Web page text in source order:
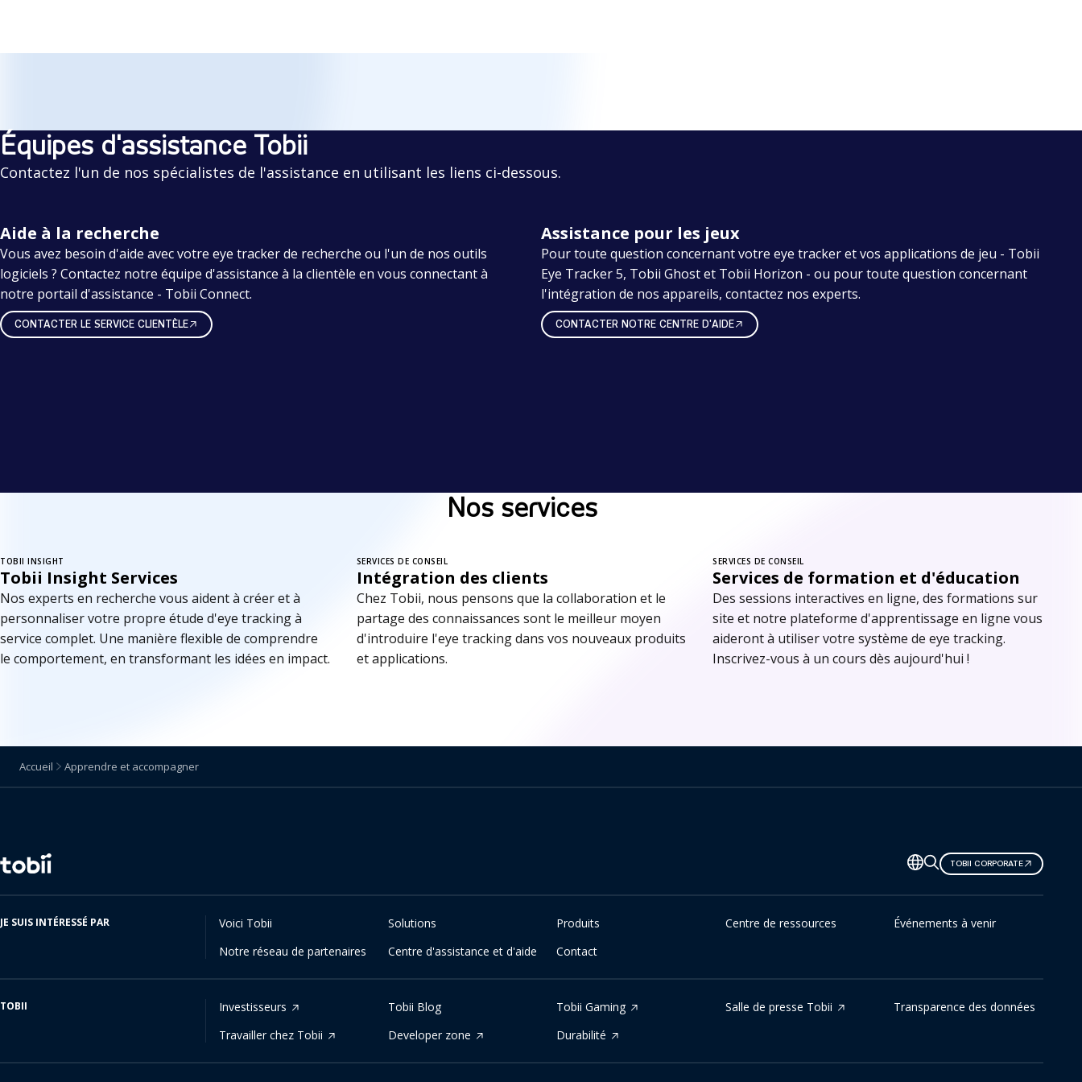
Équipes d'assistance Tobii
Contactez l'un de nos spécialistes de l'assistance en utilisant les liens ci-dessous.
Aide à la recherche
Vous avez besoin d'aide avec votre eye tracker de recherche ou l'un de nos outils
logiciels ? Contactez notre équipe d'assistance à la clientèle en vous connectant à
notre portail d'assistance - Tobii Connect.
CONTACTER LE SERVICE CLIENTÈLE
Assistance pour les jeux
Pour toute question concernant votre eye tracker et vos applications de jeu - Tobii
Eye Tracker 5, Tobii Ghost et Tobii Horizon - ou pour toute question concernant
l'intégration de nos appareils, contactez nos experts.
CONTACTER NOTRE CENTRE D'AIDE
Nos services
TOBII INSIGHT
Tobii Insight Services
Nos experts en recherche vous aident à créer et à
personnaliser votre propre étude d'eye tracking à
service complet. Une manière flexible de comprendre
le comportement, en transformant les idées en impact.
SERVICES DE CONSEIL
Intégration des clients
Chez Tobii, nous pensons que la collaboration et le
partage des connaissances sont le meilleur moyen
d'introduire l'eye tracking dans vos nouveaux produits
et applications.
SERVICES DE CONSEIL
Services de formation et d'éducation
Des sessions interactives en ligne, des formations sur
site et notre plateforme d'apprentissage en ligne vous
aideront à utiliser votre système de eye tracking.
Inscrivez-vous à un cours dès aujourd'hui !
Accueil Apprendre et accompagner
Changer
de
langue
TOBII CORPORATE
JE SUIS INTÉRESSÉ PAR Voici Tobii Solutions Produits Centre de ressources
Événements à venir
Notre réseau de partenaires
Centre d'assistance et d'aide Contact
TOBII Investisseurs Tobii Blog Tobii Gaming Salle de presse Tobii
Transparence des données
Travailler chez Tobii
Developer zone Durabilité